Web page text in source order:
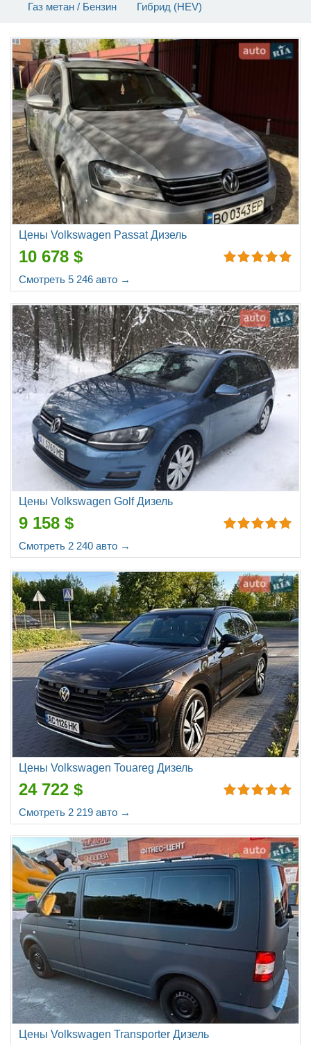
Газ метан / Бензин
Гибрид (HEV)
Цены Volkswagen Passat Дизель
10 678 $
Смотреть 5 246 авто →
Цены Volkswagen Golf Дизель
9 158 $
Смотреть 2 240 авто →
Цены Volkswagen Touareg Дизель
24 722 $
Смотреть 2 219 авто →
Цены Volkswagen Transporter Дизель